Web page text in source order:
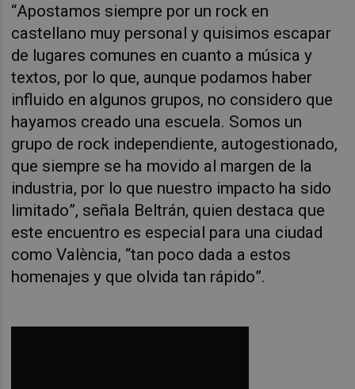
“Apostamos siempre por un rock en
castellano muy personal y quisimos escapar
de lugares comunes en cuanto a música y
textos, por lo que, aunque podamos haber
influido en algunos grupos, no considero que
hayamos creado una escuela. Somos un
grupo de rock independiente, autogestionado,
que siempre se ha movido al margen de la
industria, por lo que nuestro impacto ha sido
limitado”, señala Beltrán, quien destaca que
este encuentro es especial para una ciudad
como València, “tan poco dada a estos
homenajes y que olvida tan rápido”.